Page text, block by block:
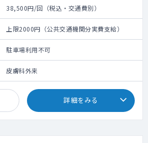
38,500円/回（税込・交通費別）
上限2000円（公共交通機関分実費支給）
駐車場利用不可
皮膚科外来
詳細をみる